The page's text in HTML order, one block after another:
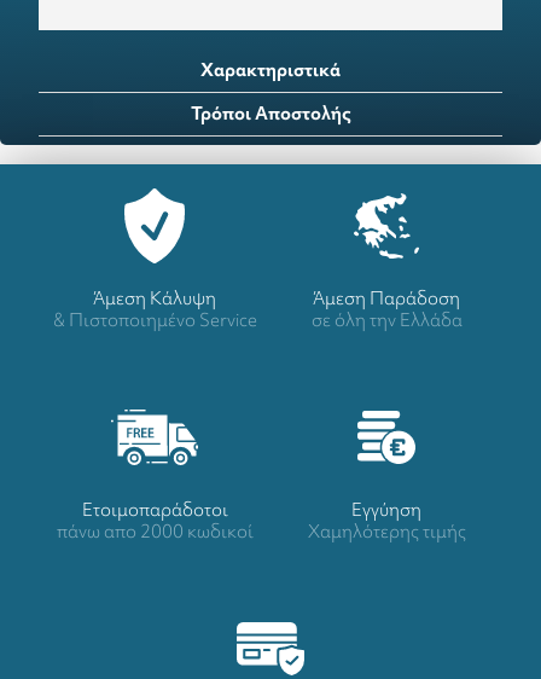
Χαρακτηριστικά
Τρόποι Αποστολής
Άμεση Κάλυψη
& Πιστοποιημένο Service
Άμεση Παράδοση
σε όλη την Ελλάδα
Ετοιμοπαράδοτοι
πάνω απο 2000 κωδικοί
Eγγύηση
Χαμηλότερης τιμής